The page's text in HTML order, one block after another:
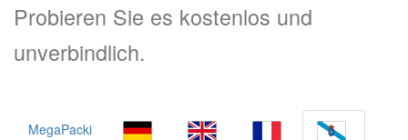
Probieren Sie es kostenlos und
unverbindlich.
MegaPacki